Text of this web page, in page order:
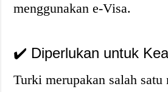
menggunakan e-Visa.
✔️ Diperlukan untuk
Turki merupakan salah